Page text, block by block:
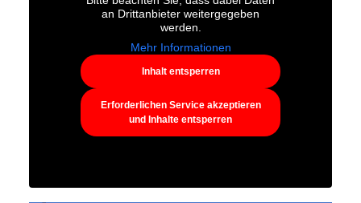
an Drittanbieter weitergegeben
werden.
Mehr Informationen
Inhalt entsperren
Erforderlichen Service akzeptieren
und Inhalte entsperren